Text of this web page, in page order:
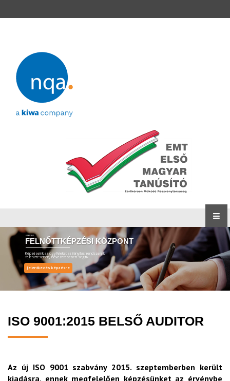
EMT ZRT.
Képzéseink az ügyfeleket az irányítási rendszereik
fejlesztésében, bevezetésében segítik
FELNŐTTKÉPZÉSI KÖZPONT
Jelentkezés képzésre
ISO 9001:2015 BELSŐ AUDITOR
Az új ISO 9001 szabvány 2015. szeptemberben került
kiadásra, ennek megfelelően képzésünket az érvénybe